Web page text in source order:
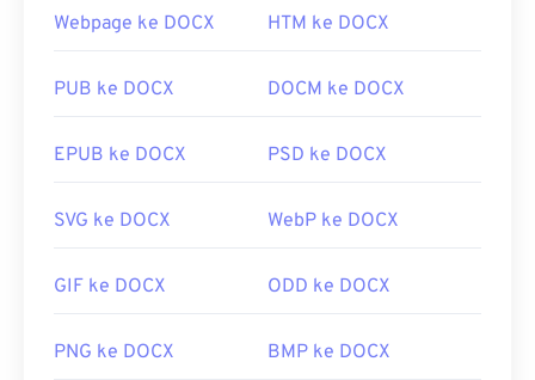
Webpage ke DOCX HTM ke DOCX
PUB ke DOCX DOCM ke DOCX
EPUB ke DOCX PSD ke DOCX
SVG ke DOCX WebP ke DOCX
GIF ke DOCX ODD ke DOCX
PNG ke DOCX BMP ke DOCX